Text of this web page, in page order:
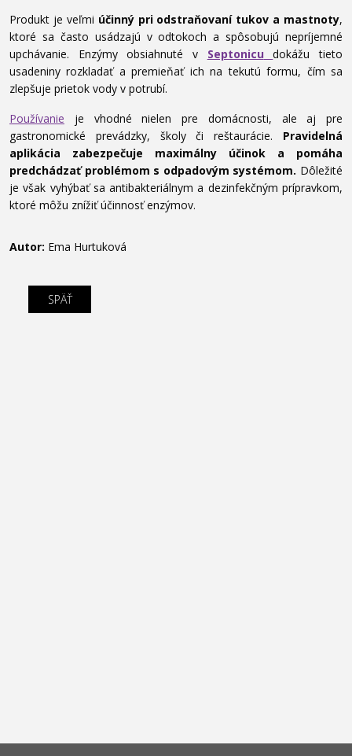
Produkt je veľmi účinný pri odstraňovaní tukov a mastnoty,
ktoré sa často usádzajú v odtokoch a spôsobujú nepríjemné
upchávanie. Enzýmy obsiahnuté v Septonicu
dokážu tieto
usadeniny rozkladať a premieňať ich na tekutú formu, čím sa
zlepšuje prietok vody v potrubí.
Používanie je vhodné nielen pre domácnosti, ale aj pre
gastronomické prevádzky, školy či reštaurácie. Pravidelná
aplikácia zabezpečuje maximálny účinok a pomáha
predchádzať problémom s odpadovým systémom. Dôležité
je však vyhýbať sa antibakteriálnym a dezinfekčným prípravkom,
ktoré môžu znížiť účinnosť enzýmov.
Autor: Ema Hurtuková
SPÄŤ